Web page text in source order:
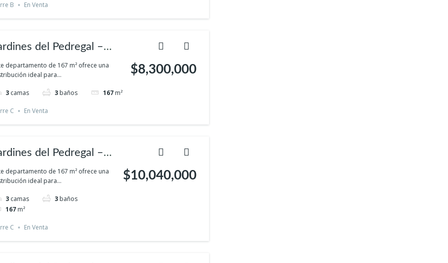
B En Venta
del Pedregal –
familiar en el
con espacios verdes y
departamento de 167 m² ofrece una
ideal para...
3 camas 3 baños 167 m²
$8,300,000
C En Venta
del Pedregal –
familiar en el
con espacios verdes y
departamento de 167 m² ofrece una
ideal para...
3 camas 3 baños
167 m²
$10,040,000
C En Venta